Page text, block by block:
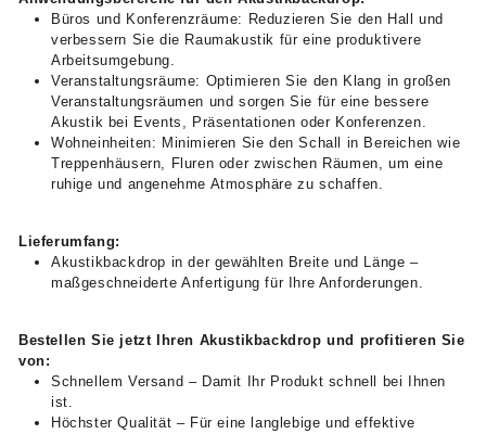
Büros und Konferenzräume: Reduzieren Sie den Hall und
verbessern Sie die Raumakustik für eine produktivere
Arbeitsumgebung.
Veranstaltungsräume: Optimieren Sie den Klang in großen
Veranstaltungsräumen und sorgen Sie für eine bessere
Akustik bei Events, Präsentationen oder Konferenzen.
Wohneinheiten: Minimieren Sie den Schall in Bereichen wie
Treppenhäusern, Fluren oder zwischen Räumen, um eine
ruhige und angenehme Atmosphäre zu schaffen.
Lieferumfang:
Akustikbackdrop in der gewählten Breite und Länge –
maßgeschneiderte Anfertigung für Ihre Anforderungen.
Bestellen Sie jetzt Ihren Akustikbackdrop und profitieren Sie
von:
Schnellem Versand – Damit Ihr Produkt schnell bei Ihnen
ist.
Höchster Qualität – Für eine langlebige und effektive